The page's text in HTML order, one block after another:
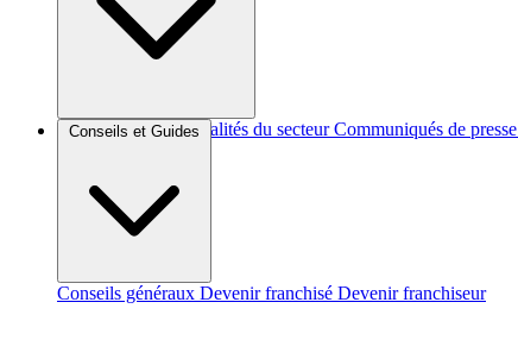
Brèves et actus Actualités du secteur Communiqués de presse
Conseils et Guides
Conseils généraux Devenir franchisé Devenir franchiseur